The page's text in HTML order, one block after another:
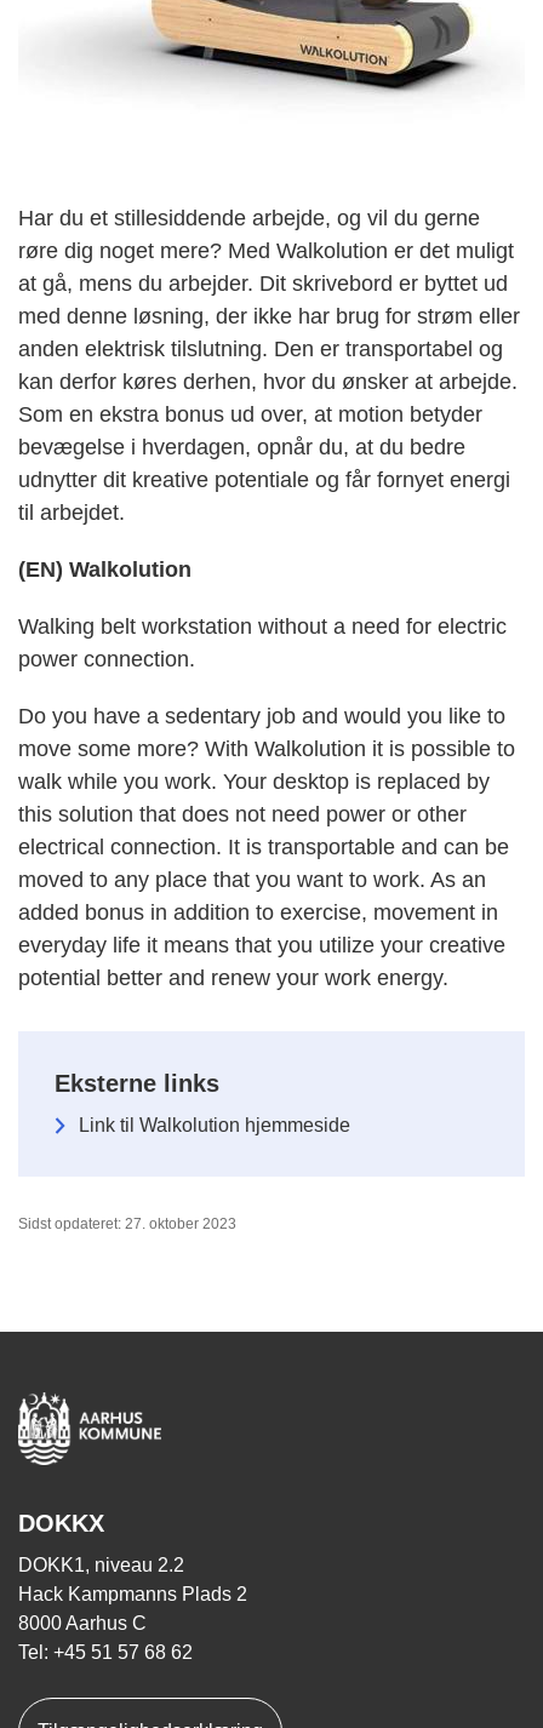
Har du et stillesiddende arbejde, og vil du gerne
røre dig noget mere? Med Walkolution er det muligt
at gå, mens du arbejder. Dit skrivebord er byttet ud
med denne løsning, der ikke har brug for strøm eller
anden elektrisk tilslutning. Den er transportabel og
kan derfor køres derhen, hvor du ønsker at arbejde.
Som en ekstra bonus ud over, at motion betyder
bevægelse i hverdagen, opnår du, at du bedre
udnytter dit kreative potentiale og får fornyet energi
til arbejdet.
(EN) Walkolution
Walking belt workstation without a need for electric
power connection.
Do you have a sedentary job and would you like to
move some more? With Walkolution it is possible to
walk while you work. Your desktop is replaced by
this solution that does not need power or other
electrical connection. It is transportable and can be
moved to any place that you want to work. As an
added bonus in addition to exercise, movement in
everyday life it means that you utilize your creative
potential better and renew your work energy.
Eksterne links
Link til Walkolution hjemmeside
Sidst opdateret: 27. oktober 2023
DOKKX
DOKK1, niveau 2.2
Hack Kampmanns Plads 2
8000 Aarhus C
Tel: +45 51 57 68 62